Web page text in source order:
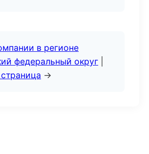
в регионе
федеральный округ
→